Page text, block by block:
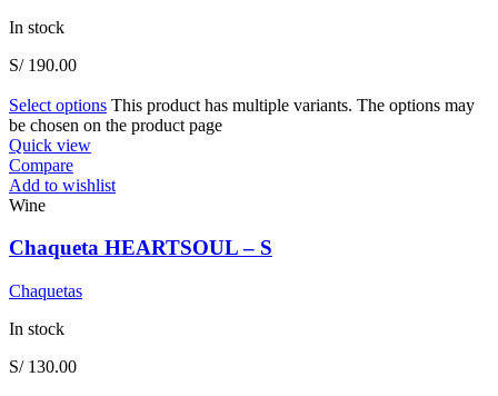
In stock
S/190.00
Select options This product has multiple variants. The options may
be chosen on the product page
Quick view
Compare
Add to wishlist
Wine
Chaqueta HEARTSOUL – S
Chaquetas
In stock
S/130.00